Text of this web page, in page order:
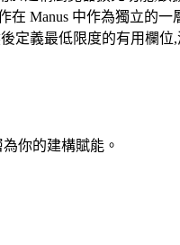
Manus 中作為獨立的一
定義最低限度的有用欄
你的建構賦能。